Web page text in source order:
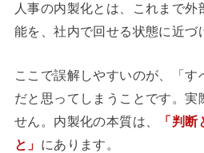
人事の内製化とは、これまで
能を、社内で回せる状態に近づ
ここで誤解しやすいのが、「す
だと思ってしまうことです。実
せん。内製化の本質は、
「判
と」 にあります。